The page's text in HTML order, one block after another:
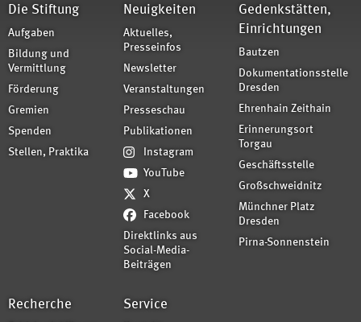
Die Stiftung
Aufgaben
Bildung und
Vermittlung
Förderung
Gremien
Spenden
Stellen, Praktika
Neuigkeiten
Aktuelles,
Presseinfos
Newsletter
Veranstaltungen
Presseschau
Publikationen
Instagram
YouTube
X
Facebook
Direktlinks aus
Social-Media-
Beiträgen
Gedenkstätten,
Einrichtungen
Bautzen
Dokumentationsstelle
Dresden
Ehrenhain Zeithain
Erinnerungsort
Torgau
Geschäftsstelle
Großschweidnitz
Münchner Platz
Dresden
Pirna-Sonnenstein
Recherche Service